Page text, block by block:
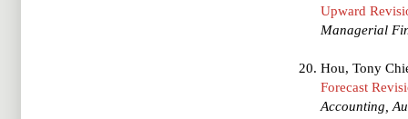
Upward
Managerial
Hou, Tony
Forecast
Accounting,